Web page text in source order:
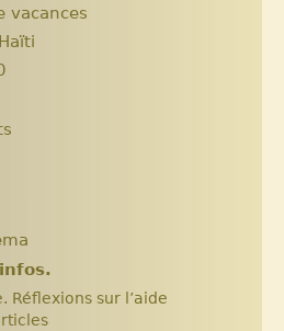
vacances
Agrandissement et
Containers
années 2013 / 2014
Août 2017
Juillet 2016
lecture
Réflexions sur l’aide